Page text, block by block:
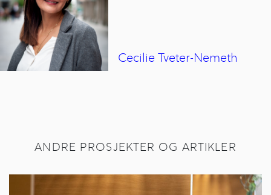
Cecilie Tveter-Nemeth
ANDRE PROSJEKTER OG ARTIKLER